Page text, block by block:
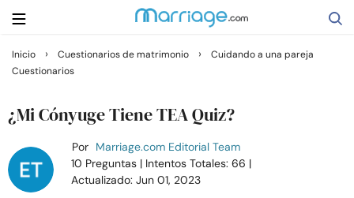
Buscar
Relaciones
Inicio › Cuestionarios de matrimonio › Cuidando a una pareja
Cuestionarios
¿Mi Cónyuge Tiene TEA Quiz?
Por Marriage.com Editorial Team
10 Preguntas | Intentos Totales: 66 |
Actualizado: Jun 01, 2023